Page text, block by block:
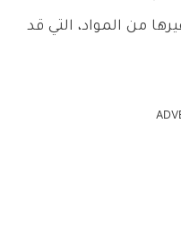
من المواد، التي قد